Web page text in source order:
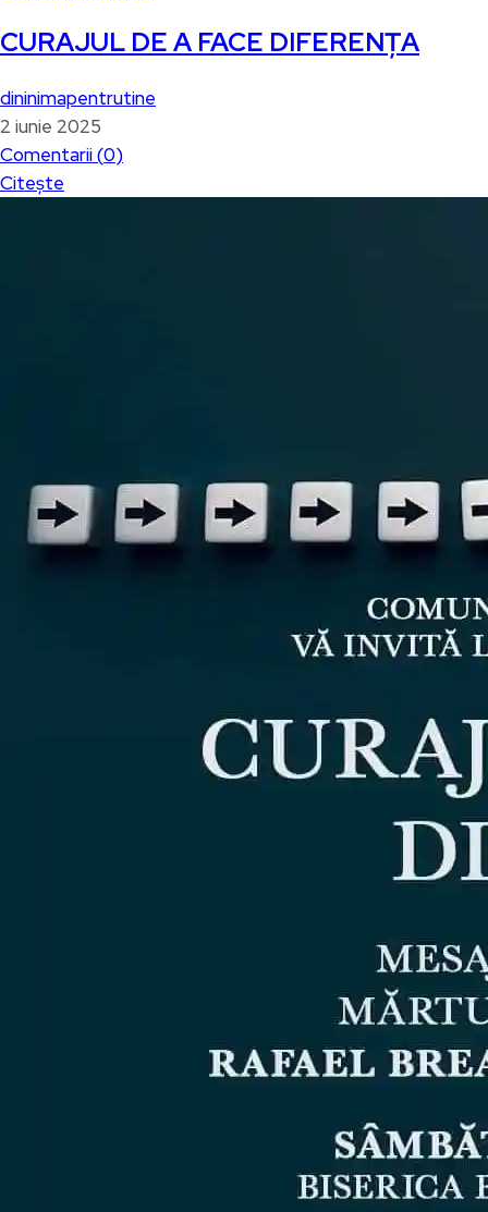
CURAJUL DE A FACE DIFERENȚA
dininimapentrutine
2 iunie 2025
Comentarii (0)
Citește